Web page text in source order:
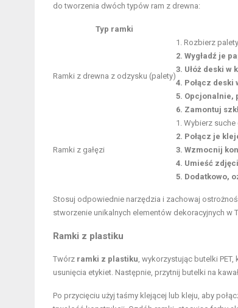
do tworzenia dwóch typów ram z drewna:
Typ ramki
Ramki z drewna z odzysku (palety)
1. Rozbierz
2. Wygładź je
3. Ułóż deski w
4. Połącz
5. Opcjonalnie,
6. Zamontuj
Ramki z gałęzi
1. Wybierz suche
2. Połącz je
3. Wzmocnij
4. Umieść
5. Dodatkowo,
Stosuj odpowiednie narzędzia i zachowaj
stworzenie unikalnych elementów dekoracyjnych w
Ramki z plastiku
Twórz ramki z plastiku , wykorzystując butelki
usunięcia etykiet. Następnie, przytnij butelki na
Po przycięciu użyj taśmy klejącej lub kleju, aby